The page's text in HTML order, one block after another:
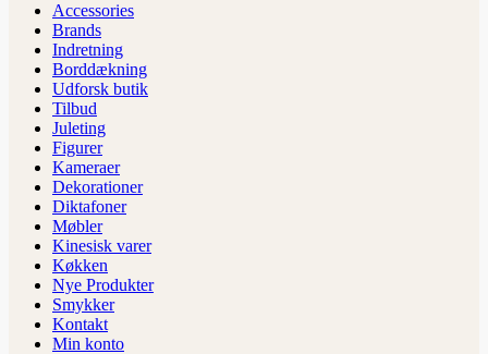
Accessories
Brands
Indretning
Borddækning
Udforsk butik
Tilbud
Juleting
Figurer
Kameraer
Dekorationer
Diktafoner
Møbler
Kinesisk varer
Køkken
Nye Produkter
Smykker
Kontakt
Min konto